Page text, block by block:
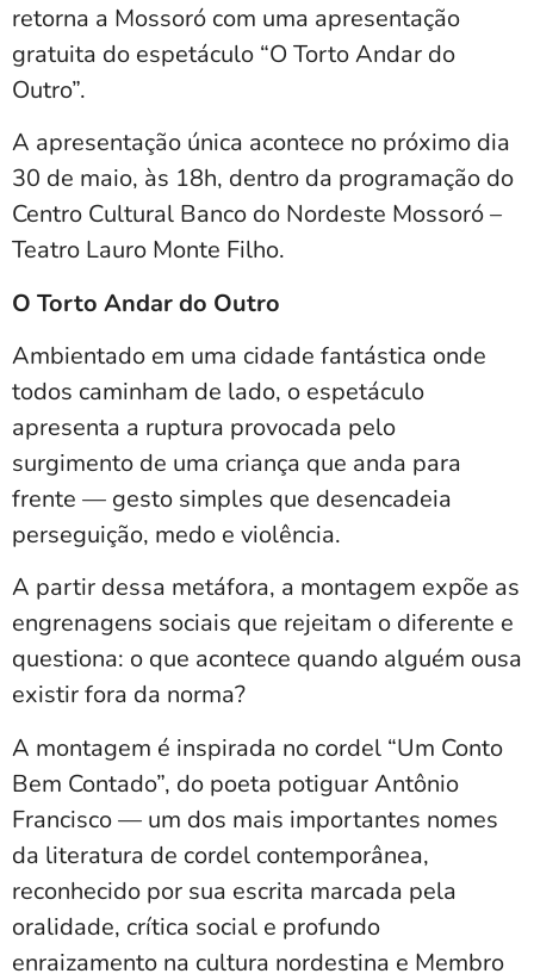
retorna a Mossoró com uma apresentação
gratuita do espetáculo “O Torto Andar do
Outro”.
A apresentação única acontece no próximo dia
30 de maio, às 18h, dentro da programação do
Centro Cultural Banco do Nordeste Mossoró –
Teatro Lauro Monte Filho.
O Torto Andar do Outro
Ambientado em uma cidade fantástica onde
todos caminham de lado, o espetáculo
apresenta a ruptura provocada pelo
surgimento de uma criança que anda para
frente — gesto simples que desencadeia
perseguição, medo e violência.
A partir dessa metáfora, a montagem expõe as
engrenagens sociais que rejeitam o diferente e
questiona: o que acontece quando alguém ousa
existir fora da norma?
A montagem é inspirada no cordel “Um Conto
Bem Contado”, do poeta potiguar Antônio
Francisco — um dos mais importantes nomes
da literatura de cordel contemporânea,
reconhecido por sua escrita marcada pela
oralidade, crítica social e profundo
enraizamento na cultura nordestina e Membro